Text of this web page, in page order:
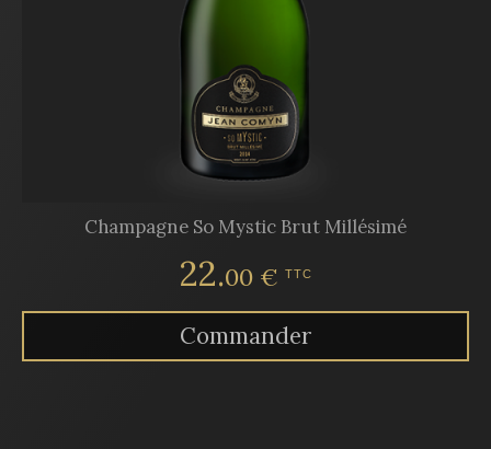
Champagne So Mystic Brut Millésimé
22.00 € TTC
Commander